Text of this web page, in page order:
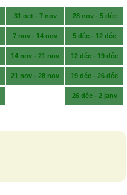
31 oct - 7 nov 28 nov - 5 déc
7 nov - 14 nov 5 déc - 12 déc
14 nov - 21 nov 12 déc - 19 déc
21 nov - 28 nov 19 déc - 26 déc
26 déc - 2 janv